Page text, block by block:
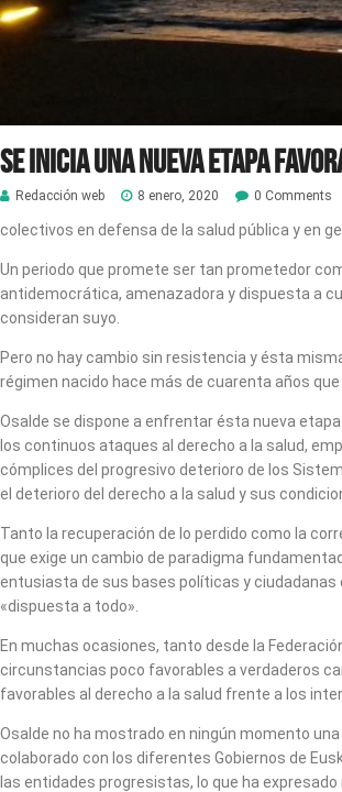
Se inicia una nueva etapa
Redacción web 8 enero, 2020 0 Comments
colectivos en defensa de la salud pública y en
Un periodo que promete ser tan prometedor
antidemocrática, amenazadora y dispuesta a
consideran suyo.
Pero no hay cambio sin resistencia y ésta
régimen nacido hace más de cuarenta años
Osalde se dispone a enfrentar ésta nueva
los continuos ataques al derecho a la salud,
cómplices del progresivo deterioro de los
el deterioro del derecho a la salud y sus
Tanto la recuperación de lo perdido como la
que exige un cambio de paradigma
entusiasta de sus bases políticas y
«dispuesta a todo».
En muchas ocasiones, tanto desde la
circunstancias poco favorables a verdaderos
favorables al derecho a la salud frente a los
Osalde no ha mostrado en ningún momento
colaborado con los diferentes Gobiernos de
las entidades progresistas, lo que ha